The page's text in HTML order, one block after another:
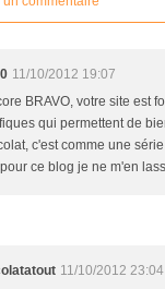
11/10/2012 19:07
BRAVO, votre site est
qui permettent de
c'est comme une
ce blog je ne m'en
11/10/2012 23:04